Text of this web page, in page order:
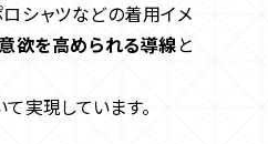
シャツなどの着用イメ
欲を高められる導線と
実現しています。